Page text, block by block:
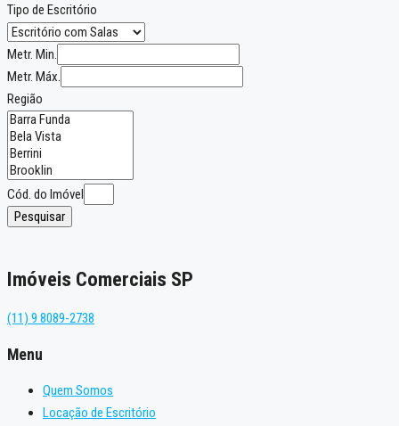
Tipo de Escritório
Metr. Min.
Metr. Máx.
Região
Cód. do Imóvel
Pesquisar
Imóveis Comerciais SP
(11) 9 8089-2738
Menu
Quem Somos
Locação de Escritório